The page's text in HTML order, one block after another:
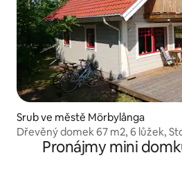
Srub ve městě Mörbylånga
Dřevěný domek 67 m2, 6 lůžek,
Pronájmy mini